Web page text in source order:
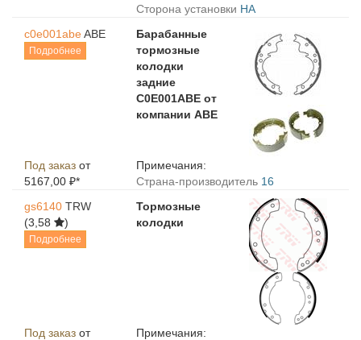
Сторона установки HA
c0e001abeABE
Подробнее
Барабанные
тормозные
колодки
задние
C0E001ABE от
компании ABE
Под заказ от
5167,00 ₽*
Примечания:
Страна-производитель 16
gs6140 TRW
(3,58
)
Подробнее
Тормозные
колодки
Под заказ от
Примечания: